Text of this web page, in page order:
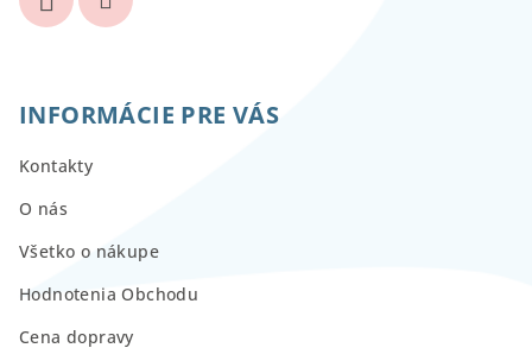
INFORMÁCIE PRE VÁS
Kontakty
O nás
Všetko o nákupe
Hodnotenia Obchodu
Cena dopravy